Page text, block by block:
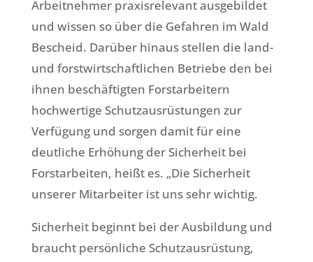
Arbeitnehmer praxisrelevant ausgebildet
und wissen so über die Gefahren im Wald
Bescheid. Darüber hinaus stellen die land-
und forstwirtschaftlichen Betriebe den bei
ihnen beschäftigten Forstarbeitern
hochwertige Schutzausrüstungen zur
Verfügung und sorgen damit für eine
deutliche Erhöhung der Sicherheit bei
Forstarbeiten, heißt es. „Die Sicherheit
unserer Mitarbeiter ist uns sehr wichtig.
Sicherheit beginnt bei der Ausbildung und
braucht persönliche Schutzausrüstung,